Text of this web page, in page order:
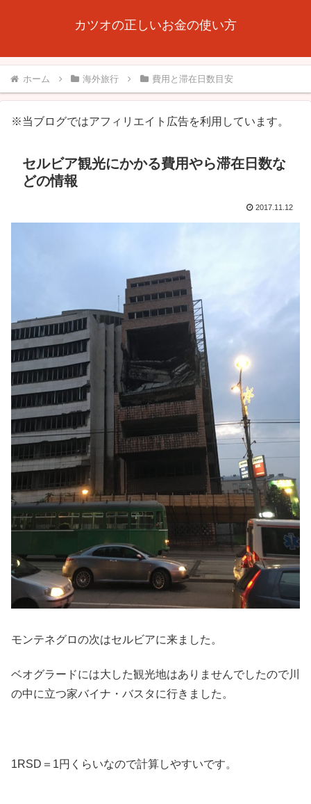
カツオの正しいお金の使い方
ホーム 海外旅行 費用と滞在日数目安
※当ブログではアフィリエイト広告を利用しています。
セルビア観光にかかる費用やら滞在日数な
どの情報
2017.11.12
モンテネグロの次はセルビアに来ました。
ベオグラードには大した観光地はありませんでしたので川
の中に立つ家バイナ・バスタに行きました。
1RSD＝1円くらいなので計算しやすいです。